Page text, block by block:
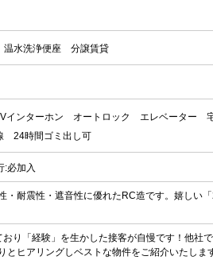
温水洗浄便座 分譲賃貸
インターホン オートロック エレベーター
24時間ゴミ出し可
:必加入
・耐震性・遮音性に優れたRC造です。嬉しい
り「経験」を生かした接客が自慢です！他社
ヒアリングしベストな物件をご紹介いたしま